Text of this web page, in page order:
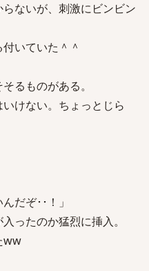
ないが、刺激にビンビン
いていた＾＾
るものがある。
けない。ちょっとじら
だぞ･･！」
ったのか猛烈に挿入。
ww